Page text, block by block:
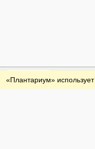
Обратная
«Плантариум»